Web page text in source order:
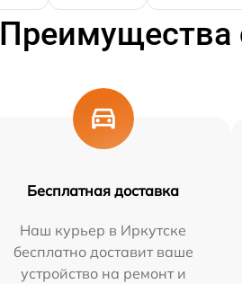
Преимущества
Бесплатная доставка
Наш курьер в Иркутске
бесплатно доставит ваше
устройство на ремонт и